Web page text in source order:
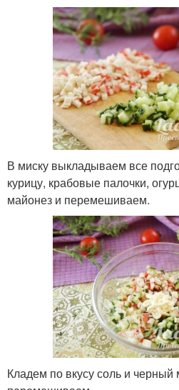
В миску выкладываем все
курицу, крабовые палочки,
майонез и перемешиваем.
Кладем по вкусу соль и